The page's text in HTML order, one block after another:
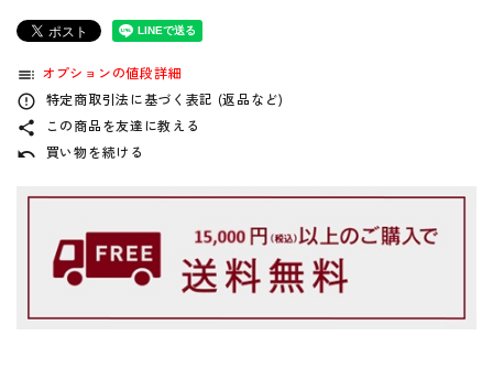
toc オプションの値段詳細
error_outline 特定商取引法に基づく表記 (返品など)
share この商品を友達に教える
undo 買い物を続ける